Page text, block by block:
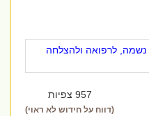
לרפואה ולהצלחה
957 צפיות
(דווח על חידוש לא ראוי)